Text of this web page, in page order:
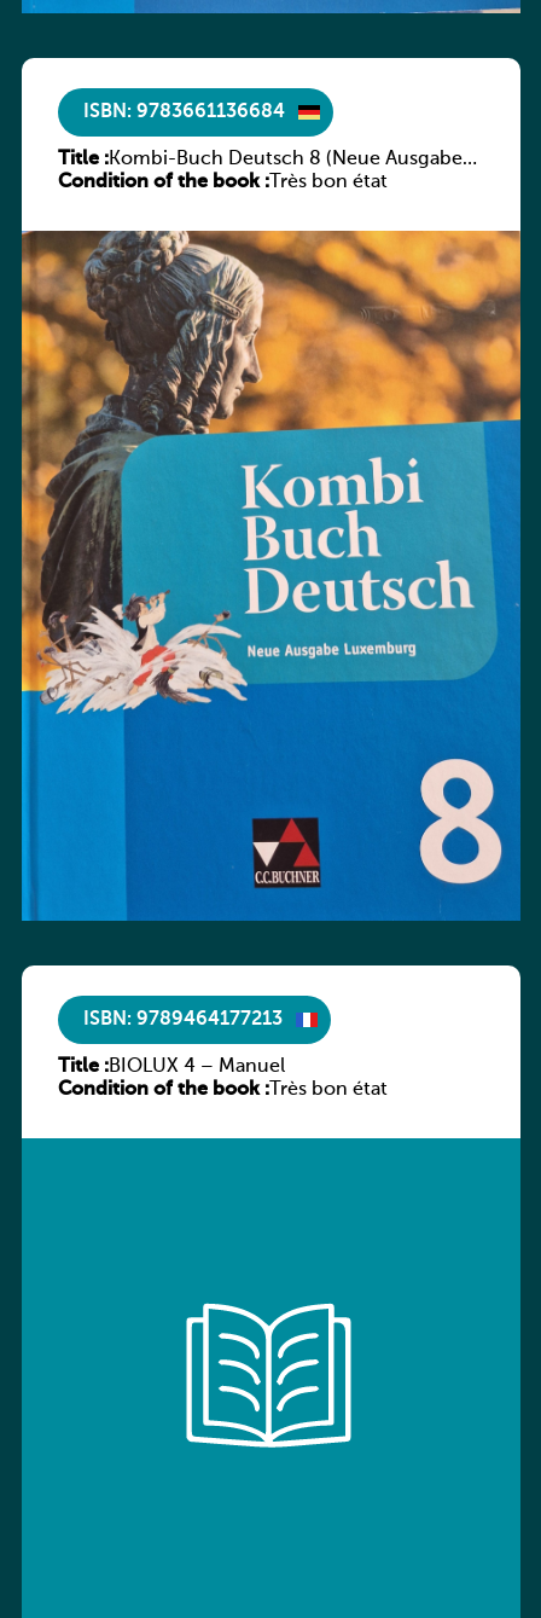
ISBN: 9783661136684
Title :Kombi-Buch Deutsch 8 (Neue Ausgabe
Luxemburg)
Condition of the book :Très bon état
ISBN: 9789464177213
Title :BIOLUX 4 – Manuel
Condition of the book :Très bon état